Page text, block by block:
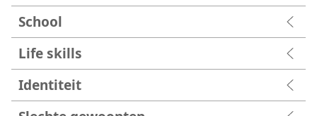
School
Life skills
Identiteit